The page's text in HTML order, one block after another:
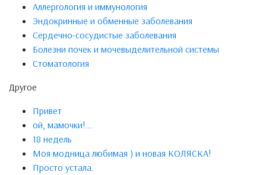
Аллергология и иммунология
Эндокринные и обменные заболевания
Сердечно-сосудистые заболевания
Болезни почек и мочевыделительной системы
Стоматология
Другое
Привет
ой, мамочки!...
18 недель
Моя модница любимая ) и новая КОЛЯСКА!
Просто устала.